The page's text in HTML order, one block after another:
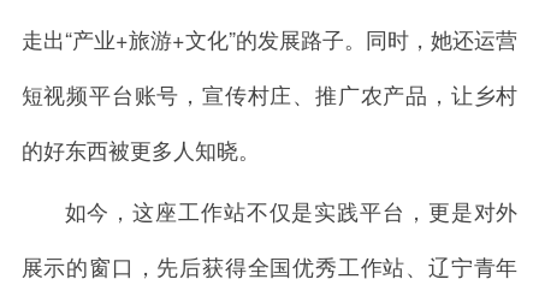
走出“产业+旅游+文化”的发展路子。同时，她还运营
短视频平台账号，宣传村庄、推广农产品，让乡村
的好东西被更多人知晓。
如今，这座工作站不仅是实践平台，更是对外
展示的窗口，先后获得全国优秀工作站、辽宁青年